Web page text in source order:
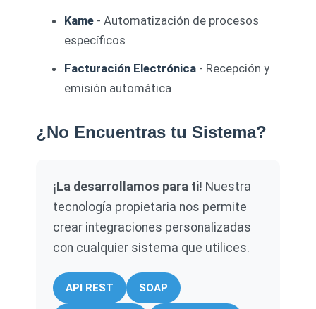
Kame - Automatización de procesos
específicos
Facturación Electrónica - Recepción y
emisión automática
¿No Encuentras tu Sistema?
¡La desarrollamos para ti! Nuestra
tecnología propietaria nos permite
crear integraciones personalizadas
con cualquier sistema que utilices.
API REST SOAP